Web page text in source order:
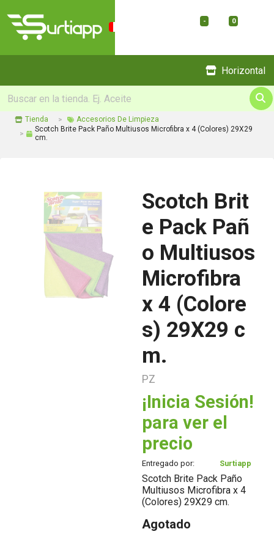
- 0
Horizontal
Tienda
Accesorios De Limpieza
Scotch Brite Pack Paño Multiusos Microfibra x 4 (Colores) 29X29
cm.
Scotch Brit
e Pack Pañ
o Multiusos
Microfibra
x 4 (Colore
s) 29X29 c
m.
PZ
¡Inicia Sesión!
para ver el
precio
Entregado por: Surtiapp
Scotch Brite Pack Paño
Multiusos Microfibra x 4
(Colores) 29X29 cm.
Agotado